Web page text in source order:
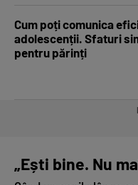
Cum poți comunica
adolescenții. Sfaturi
pentru părinți
„Ești bine. Nu